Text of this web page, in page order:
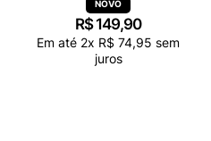
R$ 149,90
Em até 2x R$ 74,95 sem
juros